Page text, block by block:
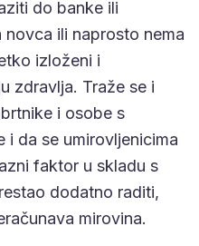
do banke ili
ili naprosto nema
izloženi i
zdravlja. Traže se i
i osobe s
i da se umirovljenicima
faktor u skladu s
dodatno raditi,
mirovina.